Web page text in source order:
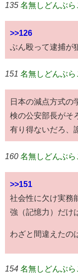
135 名無しどんぶら
>>126
ぶん殴って逮捕が
151 名無しどんぶら
日本の減点方式の
検の公安部長がそ
有り得ないだろ、
160 名無しどんぶら
>>151
社会性に欠け実務
強（記憶力）だけ
わざと間違えたの
154 名無しどんぶら